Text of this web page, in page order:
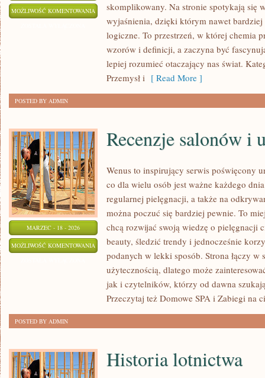
MOŻLIWOŚĆ KOMENTOWANIA CHEMIA
skomplikowany. Na stronie spotykają się
wyjaśnienia, dzięki którym nawet bardziej
logiczne. To przestrzeń, w której chemia
wzorów i definicji, a zaczyna być
lepiej rozumieć otaczający nas świat.
Przemysł i [ Read More ]
POSTED BY ADMIN
MARZEC - 18 - 2026
MOŻLIWOŚĆ KOMENTOWANIA RECENZJE
SALONÓW
USŁUG
BEAUTY
Recenzje salonów i
Wenus to inspirujący serwis poświęcony
co dla wielu osób jest ważne każdego
regularnej pielęgnacji, a także na
można poczuć się bardziej pewnie. To
chcą rozwijać swoją wiedzę o pielęgnacji
beauty, śledzić trendy i jednocześnie
podanych w lekki sposób. Strona łączy
użytecznością, dlatego może
jak i czytelników, którzy od dawna
Przeczytaj też Domowe SPA i Zabiegi na
POSTED BY ADMIN
Historia lotnictwa